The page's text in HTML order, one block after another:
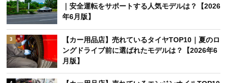
｜安全運転をサポートする人気モデルは？【2026
年6月版】
3
【カー用品店】売れているタイヤTOP10｜夏のロ
ングドライブ前に選ばれたモデルは？【2026年6
月版】